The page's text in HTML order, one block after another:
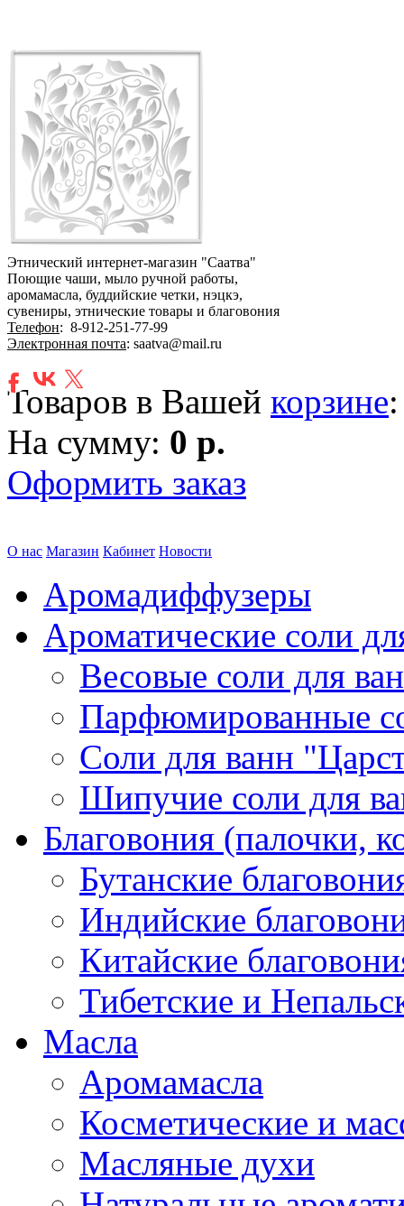
Этнический интернет-магазин "Саатва"
Поющие чаши, мыло ручной работы,
аромамасла, буддийские четки, нэцкэ,
сувениры, этнические товары и благовония
Телефон: 8-912-251-77-99
Электронная почта: saatva@mail.ru
Товаров в Вашей корзине
На сумму: 0 р.
Оформить заказ
О нас Магазин Кабинет Новости
Аромадиффузеры
Ароматические соли
Весовые соли для
Парфюмированные
Соли для ванн
Шипучие соли для
Благовония (палочки,
Бутанские
Индийские
Китайские
Тибетские и
Масла
Аромамасла
Косметические и
Масляные духи